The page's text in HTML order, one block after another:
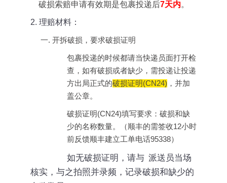
破损索赔申请有效期是包裹投递后7天内。
2. 理赔材料 ：
一. 开拆破损，要求破损证明
包裹投递的时候都请当快递员面打开检
查，如有破损或者缺少，需投递让投递
方出局正式的破损证明(CN24) ，并加
盖公章。
破损证明(CN24)填写要求：破损和缺
少的名称数量。（顺丰的需签收12小时
前反馈顺丰建立工单电话95338）
如无破损证明，请与 派送员当场
核实，与之拍照并录频，记录破损和缺少的